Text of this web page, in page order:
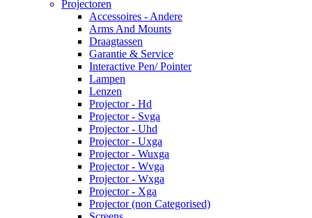
Projectoren
Accessoires - Andere
Arms And Mounts
Draagtassen
Garantie & Service
Interactive Pen/ Pointer
Lampen
Lenzen
Projector - Hd
Projector - Svga
Projector - Uhd
Projector - Uxga
Projector - Wuxga
Projector - Wvga
Projector - Wxga
Projector - Xga
Projector (non Categorised)